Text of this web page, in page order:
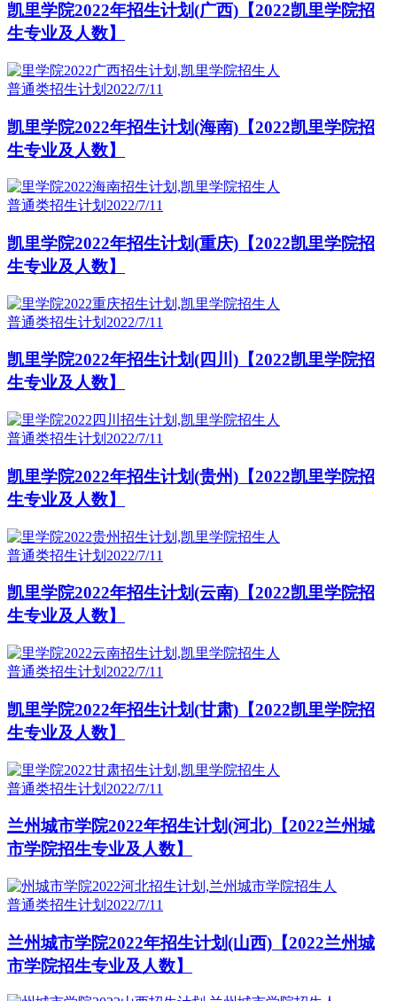
凯里学院2022年招生计划(广西)【2022凯里学院招
生专业及人数】
普通类招生计划 2022/7/11
凯里学院2022年招生计划(海南)【2022凯里学院招
生专业及人数】
普通类招生计划 2022/7/11
凯里学院2022年招生计划(重庆)【2022凯里学院招
生专业及人数】
普通类招生计划 2022/7/11
凯里学院2022年招生计划(四川)【2022凯里学院招
生专业及人数】
普通类招生计划 2022/7/11
凯里学院2022年招生计划(贵州)【2022凯里学院招
生专业及人数】
普通类招生计划 2022/7/11
凯里学院2022年招生计划(云南)【2022凯里学院招
生专业及人数】
普通类招生计划 2022/7/11
凯里学院2022年招生计划(甘肃)【2022凯里学院招
生专业及人数】
普通类招生计划 2022/7/11
兰州城市学院2022年招生计划(河北)【2022兰州城
市学院招生专业及人数】
普通类招生计划 2022/7/11
兰州城市学院2022年招生计划(山西)【2022兰州城
市学院招生专业及人数】